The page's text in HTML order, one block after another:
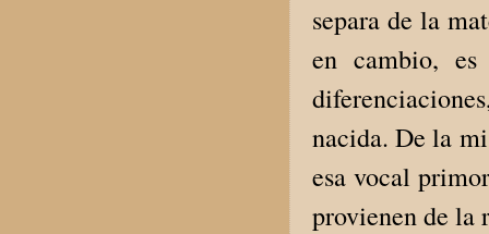
separa de la
en cambio,
nacida. De la
esa vocal
provienen de la